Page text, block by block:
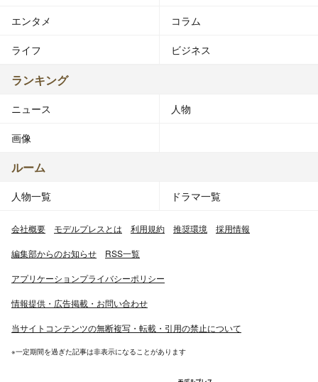
エンタメ コラム
ライフ ビジネス
ランキング
ニュース 人物
画像
ルーム
人物一覧 ドラマ一覧
会社概要 モデルプレスとは 利用規約 推奨環境 採用情報
編集部からのお知らせ RSS一覧
アプリケーションプライバシーポリシー
情報提供・広告掲載・お問い合わせ
当サイトコンテンツの無断複写・転載・引用の禁止について
※一定期間を過ぎた記事は非表示になることがあります